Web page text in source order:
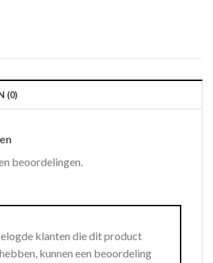
(0)
beoordelingen.
klanten die dit product
kunnen een beoordeling